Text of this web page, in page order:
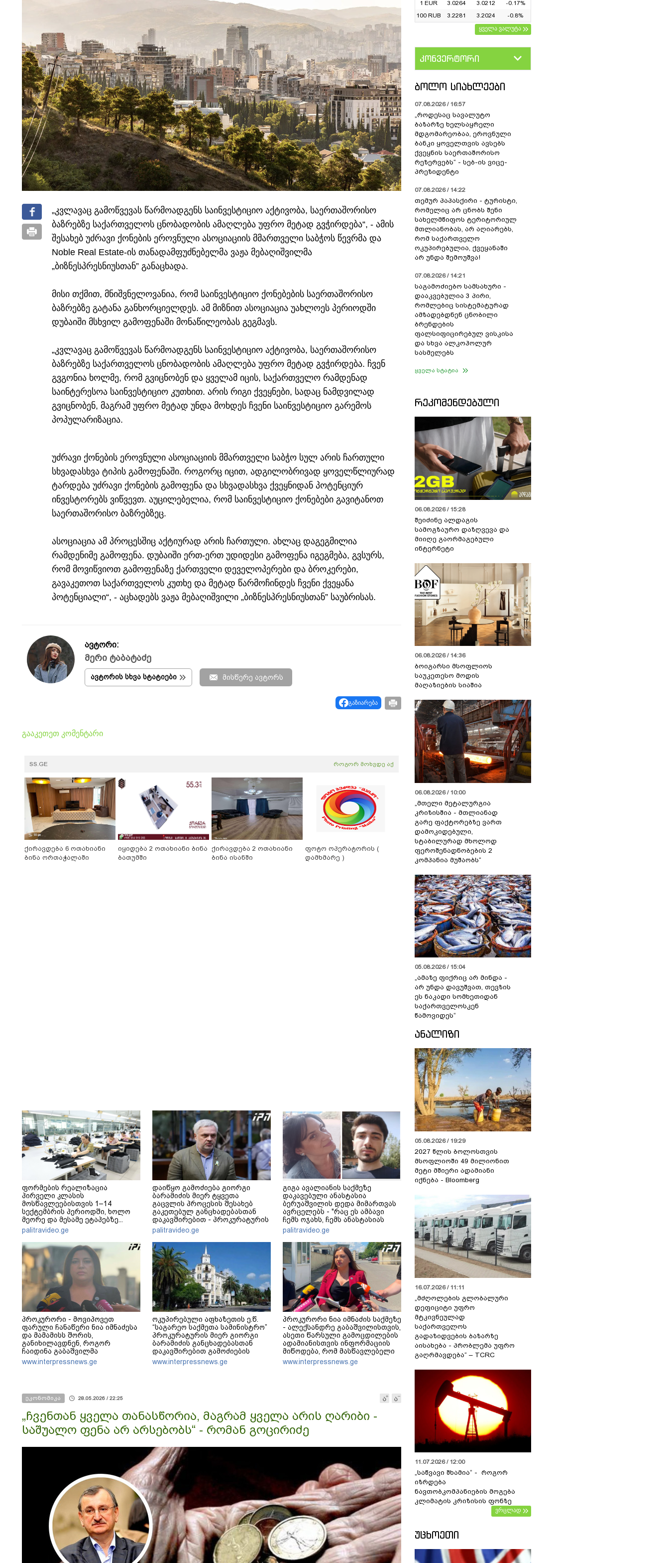
„კვლავაც გამოწვევას წარმოადგენს საინვესტიციო აქტივობა, საერთაშორისო
ბაზრებზე საქართველოს ცნობადობის ამაღლება უფრო მეტად გვჭირდება“, - ამის
შესახებ უძრავი ქონების ეროვნული ასოციაციის მმართველი საბჭოს წევრმა და
Noble Real Estate-ის თანადამფუძნებელმა ვაჟა მებაღიშვილმა
„ბიზნესპრესნიუსთან” განაცხადა.
მისი თქმით, მნიშვნელოვანია, რომ საინვესტიციო ქონებების საერთაშორისო
ბაზრებზე გატანა განხორციელდეს. ამ მიზნით ასოციაცია უახლოეს პერიოდში
დუბაიში მსხვილ გამოფენაში მონაწილეობას გეგმავს.
„კვლავაც გამოწვევას წარმოადგენს საინვესტიციო აქტივობა, საერთაშორისო
ბაზრებზე საქართველოს ცნობადობის ამაღლება უფრო მეტად გვჭირდება. ჩვენ
გვგონია ხოლმე, რომ გვიცნობენ და ყველამ იცის, საქართველო რამდენად
საინტერესოა საინვესტიციო კუთხით. არის რიგი ქვეყნები, სადაც ნამდვილად
გვიცნობენ, მაგრამ უფრო მეტად უნდა მოხდეს ჩვენი საინვესტიციო გარემოს
პოპულარიზაცია.
უძრავი ქონების ეროვნული ასოციაციის მმართველი საბჭო სულ არის ჩართული
სხვადასხვა ტიპის გამოფენაში. როგორც იცით, ადგილობრივად ყოველწლიურად
ტარდება უძრავი ქონების გამოფენა და სხვადასხვა ქვეყნიდან პოტენციურ
ინვესტორებს ვიწვევთ. აუცილებელია, რომ საინვესტიციო ქონებები გავიტანოთ
საერთაშორისო ბაზრებზეც.
ასოციაცია ამ პროცესშიც აქტიურად არის ჩართული. ახლაც დაგეგმილია
რამდენიმე გამოფენა. დუბაიში ერთ-ერთ უდიდესი გამოფენა იგეგმება, გვსურს,
რომ მოვიწვიოთ გამოფენაზე ქართველი დეველოპერები და ბროკერები,
გავაკეთოთ საქართველოს კუთხე და მეტად წარმოჩინდეს ჩვენი ქვეყანა
პოტენციალი“, - აცხადებს ვაჟა მებაღიშვილი „ბიზნესპრესნიუსთან” საუბრისას.
ავტორი:
მერი ტაბატაძე
ავტორის სხვა სტატიები მისწერე ავტორს
გაზიარება
გააკეთეთ კომენტარი
SS.GE როგორ მოხვდე აქ
ქირავდება 6 ოთახიანი
ბინა ორთაჭალაში
იყიდება 2 ოთახიანი ბინა
ბათუმში
ქირავდება 2 ოთახიანი
ბინა ისანში
ფოტო ოპერატორის (
დამხმარე )
ფორმების რეალიზაცია
პირველი კლასის
მოსწავლეებისთვის 1–14
სექტემბრის პერიოდში, ხოლო
მეორე და მესამე ეტაპებზე...
palitravideo.ge
დაიწყო გამოძიება გიორგი
ბარამიძის მიერ ტყვეთა
გაცვლის პროცესის შესახებ
გაკეთებულ განცხადებასთან
დაკავშირებით - პროკურატურის
განცხადება
palitravideo.ge
გიგა ავალიანის საქმეზე
დაკავებული ანასტასია
ბერუაშვილის დედა მიმართვას
ავრცელებს - "რაც ეს ამბავი
ჩემს ოჯახს, ჩემს ანასტასიას
გადახდა თავს, მის მერე მე მე
არ ვარ"
palitravideo.ge
პროკურორი - მოვიპოვეთ
ფარული ჩანაწერი ნია იმნაძესა
და მამამისს შორის,
განიხილავდნენ, როგორ
ჩაიდინა გაბაშვილმა
დანაშაული - ნიას მამა ამბობს,
რომ არასწორად მოიქცა, თუმცა
www.interpressnews.ge
ოკუპირებული აფხაზეთის ე.წ.
“საგარეო საქმეთა სამინისტრო”
პროკურატურის მიერ გიორგი
ბარამიძის განცხადებასთან
დაკავშირებით გამოძიების
დაწყებას ეხმაურება
www.interpressnews.ge
პროკურორი ნია იმნაძის საქმეზე
- ალექსანდრე გაბაშვილისთვის,
ასეთი წარსული გამოცდილების
ადამიანისთვის ინფორმაციის
მიწოდება, რომ მასწავლებელი
სექსუალურად ავიწროებდა,
ფაქტობრივად, წაქეზება იყო
www.interpressnews.ge
ეკონომიკა 28.05.2026 / 22:25
„ჩვენთან ყველა თანასწორია, მაგრამ ყველა არის ღარიბი -
საშუალო ფენა არ არსებობს“ - რომან გოცირიძე
1 EUR
3.0264 3.0212
-0.17%
100 RUB
3.2281 3.2024
-0.8%
ყველა ვალუტა
კონვერტორი
ᲑᲝᲚᲝ ᲡᲘᲐᲮᲚᲔᲔᲑᲘ
07.08.2026 / 16:57
„როდესაც სავალუტო
ბაზარზე ხელსაყრელი
მდგომარეობაა, ეროვნული
ბანკი ყოველთვის ავსებს
ქვეყნის საერთაშორისო
რეზერვებს“ - სებ-ის ვიცე-
პრეზიდენტი
07.08.2026 / 14:22
თემურ პაპასქირი - ტურისტი,
რომელიც არ ცნობს შენი
სახელმწიფოს ტერიტორიულ
მთლიანობას, არ აღიარებს,
რომ საქართველო
ოკუპირებულია, ქვეყანაში
არ უნდა შემოუშვა!
07.08.2026 / 14:21
საგამოძიებო სამსახური -
დააკვებულია 3 პირი,
რომლებიც სისტემატურად
ამზადებდნენ ცნობილი
ბრენდების
ფალსიფიცირებულ ვისკისა
და სხვა ალკოჰოლურ
სასმელებს
ყველა სტატია
ᲠᲔᲙᲝᲛᲔᲜᲓᲔᲑᲣᲚᲘ
06.08.2026 / 15:28
შეიძინე ალდაგის
სამოგზაურო დაზღვევა და
მიიღე გაორმაგებული
ინტერნეტი
06.08.2026 / 14:36
ბოიგარსი მსოფლიოს
საუკეთესო მოდის
მაღაზიების სიაშია
06.08.2026 / 10:00
„მთელი მეტალურგია
კრიზისშია - მთლიანად
გარე ფაქტორებზე ვართ
დამოკიდებული,
სტაბილურად მხოლოდ
ფეროშენადნობების 2
კომპანია მუშაობს“
05.08.2026 / 15:04
„ამაზე ფიქრიც არ მინდა -
არ უნდა დავუშვათ, თევზის
ეს ნაკადი სომხეთიდან
საქართველოსკენ
წამოვიდეს“
ᲐᲜᲐᲚᲘᲖᲘ
05.08.2026 / 19:29
2027 წლის ბოლოსთვის
მსოფლიოში 49 მილიონით
მეტი მშიერი ადამიანი
იქნება - Bloomberg
16.07.2026 / 11:11
„მძღოლების გლობალური
დეფიციტი უფრო
მტკივნეულად
საქართველოს
გადაზიდვების ბაზარზე
აისახება - პრობლემა უფრო
გაღრმავდება“ – TCRC
11.07.2026 / 12:00
„საწვავი შხამია“ - როგორ
იზრდება
ნავთობკომპანიების მოგება
კლიმატის კრიზისის ფონზე
ვრცლად
ᲣᲪᲮᲝᲔᲗᲘ